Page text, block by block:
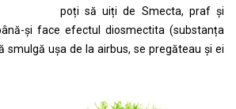
poți să uiți de Smecta, praf și
și face efectul diosmectita (substanța
smulgă ușa de la airbus, se pregăteau și ei